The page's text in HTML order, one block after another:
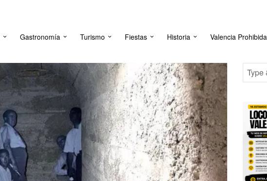
Gastronomía Turismo Fiestas Historia Valencia Prohibida